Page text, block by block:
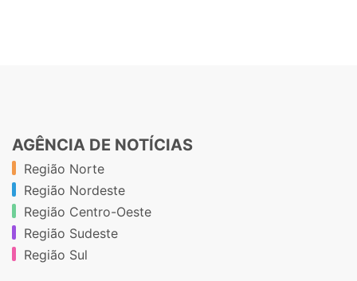
AGÊNCIA DE NOTÍCIAS
Região Norte
Região Nordeste
Região Centro-Oeste
Região Sudeste
Região Sul